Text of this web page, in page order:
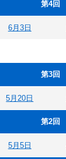
第4回
6月3日
第3回
5月20日
第2回
5月5日